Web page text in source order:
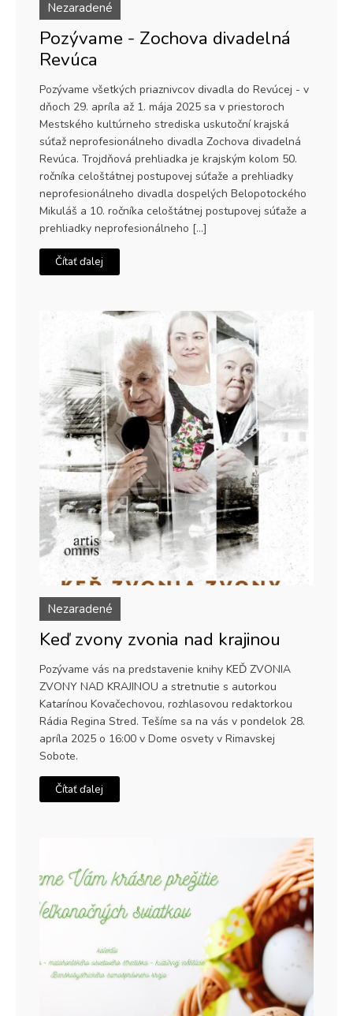
Nezaradené
Pozývame - Zochova divadelná
Revúca
Pozývame všetkých priaznivcov divadla do Revúcej - v
dňoch 29. apríla až 1. mája 2025 sa v priestoroch
Mestského kultúrneho strediska uskutoční krajská
súťaž neprofesionálneho divadla Zochova divadelná
Revúca. Trojdňová prehliadka je krajským kolom 50.
ročníka celoštátnej postupovej súťaže a prehliadky
neprofesionálneho divadla dospelých Belopotockého
Mikuláš a 10. ročníka celoštátnej postupovej súťaže a
prehliadky neprofesionálneho […]
Čítať ďalej
Nezaradené
Keď zvony zvonia nad krajinou
Pozývame vás na predstavenie knihy KEĎ ZVONIA
ZVONY NAD KRAJINOU a stretnutie s autorkou
Katarínou Kovačechovou, rozhlasovou redaktorkou
Rádia Regina Stred. Tešíme sa na vás v pondelok 28.
apríla 2025 o 16:00 v Dome osvety v Rimavskej
Sobote.
Čítať ďalej